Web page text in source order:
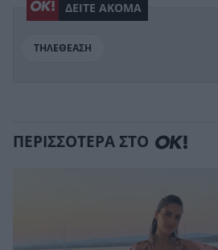
ΔΕΙΤΕ ΑΚΟΜΑ
ΤΗΛΕΘΕΑΣΗ
ΠΕΡΙΣΣΟΤΕΡΑ ΣΤΟ